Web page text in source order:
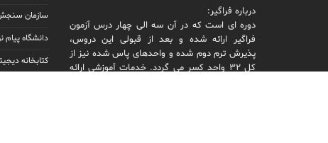
درباره فراگیر:
دوره ای است که در آن سه الی چهار درس آزمون
فراگیر ارائه شده و بعد از قبولی این دروس،
پذیرش ترم دوم شده و واحدهای پاس شده نیز از
کل 32 واحد کسر می گردد. خدمات آموزشی ارائه
سازمان
دانشگاه پیام
کتابخانه